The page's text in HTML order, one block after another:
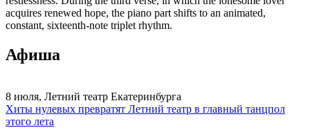
acquires renewed hope, the piano part shifts to an animated,
constant, sixteenth-note triplet rhythm.
Афиша
8 июля, Летний театр Екатеринбурга
Хиты нулевых превратят Летний театр в главный танцпол
этого лета